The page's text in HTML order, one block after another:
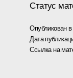
Статус
Опубликован
Дата
Ссылка на